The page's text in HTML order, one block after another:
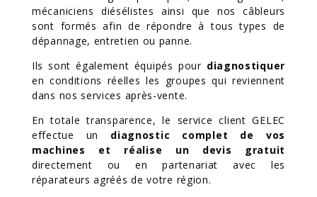
mécaniciens diésélistes ainsi que nos câbleurs
sont formés afin de répondre à tous types de
dépannage, entretien ou panne.
Ils sont également équipés pour diagnostiquer
en conditions réelles les groupes qui reviennent
dans nos services après-vente.
En totale transparence, le service client GELEC
effectue un diagnostic complet de vos
machines et réalise un devis gratuit
directement ou en partenariat avec les
réparateurs agréés de votre région.